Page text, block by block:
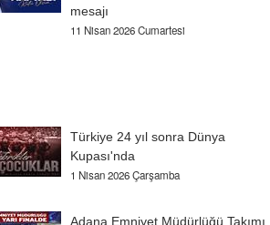
mesajı
11 Nisan 2026 Cumartesi
Türkiye 24 yıl sonra Dünya
Kupası'nda
1 Nisan 2026 Çarşamba
Adana Emniyet Müdürlüğü Takımı